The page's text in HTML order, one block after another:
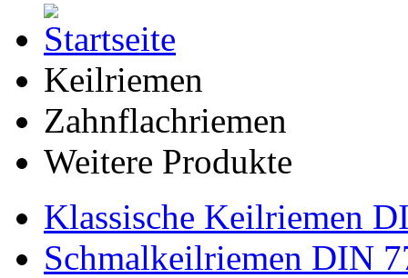
Keilriemen
Zahnflachriemen
Weitere Produkte
Klassische Keilriemen
Schmalkeilriemen DIN